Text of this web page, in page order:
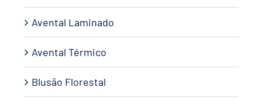
Avental Laminado
Avental Térmico
Blusão Florestal